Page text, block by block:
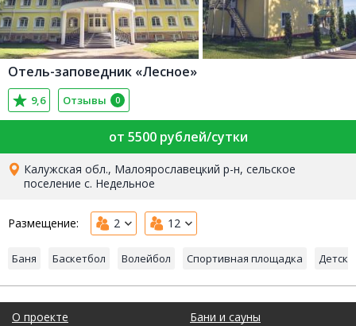
Отель-заповедник «Лесное»
9,6 Отзывы 0
от 5500 рублей/сутки
Калужская обл., Малоярославецкий р-н, сельское
поселение с. Недельное
Размещение: 2 12
Баня Баскетбол Волейбол Спортивная площадка
О проекте
Бани и сауны